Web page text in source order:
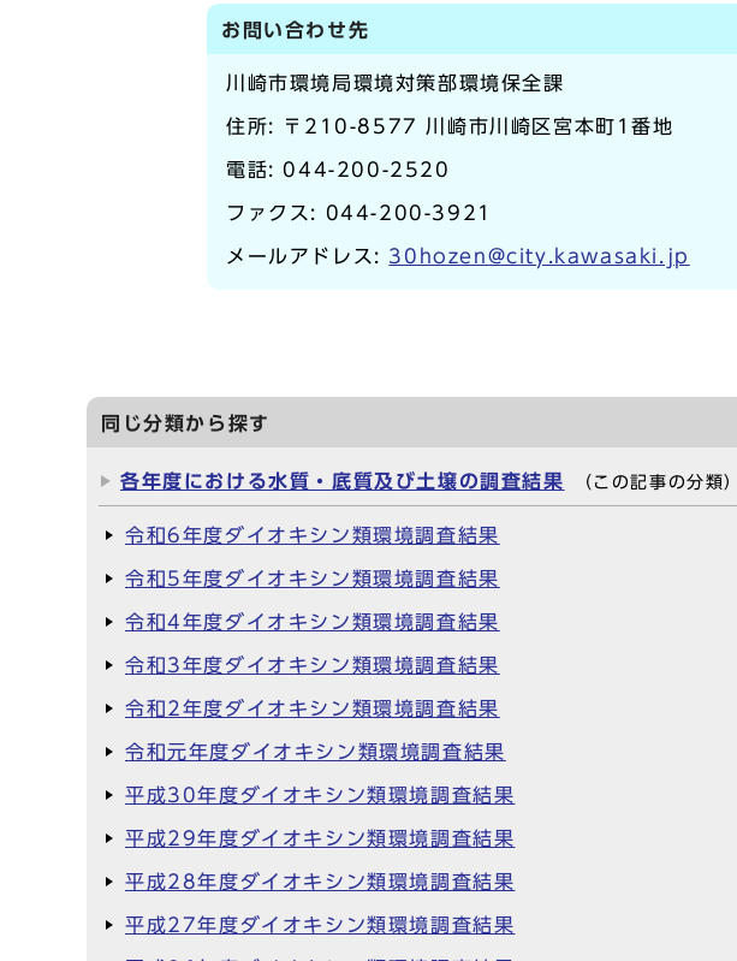
お問い合わせ先
川崎市環境局環境対策部環境保全課
住所: 〒210-8577 川崎市川崎区宮本町1番地
電話: 044-200-2520
ファクス: 044-200-3921
メールアドレス: 30hozen@city.kawasaki.jp
同じ分類から探す
各年度における水質・底質及び土壌の調査結果 （この記事の分類）
令和6年度ダイオキシン類環境調査結果
令和5年度ダイオキシン類環境調査結果
令和4年度ダイオキシン類環境調査結果
令和3年度ダイオキシン類環境調査結果
令和2年度ダイオキシン類環境調査結果
令和元年度ダイオキシン類環境調査結果
平成30年度ダイオキシン類環境調査結果
平成29年度ダイオキシン類環境調査結果
平成28年度ダイオキシン類環境調査結果
平成27年度ダイオキシン類環境調査結果